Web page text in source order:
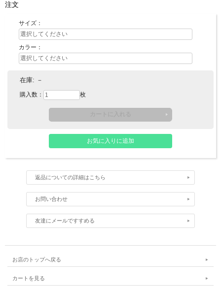
注文
サイズ：
カラー：
在庫: －
購入数： 枚
返品についての詳細はこちら
お問い合わせ
友達にメールですすめる
お店のトップへ戻る
カートを見る